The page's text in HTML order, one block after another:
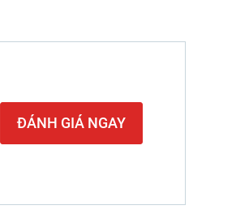
ĐÁNH GIÁ NGAY